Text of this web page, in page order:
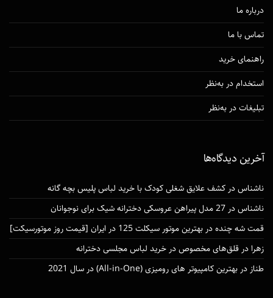
درباره ما
تماس با ما
راهنمای خرید
استخدام در به‌نظر
تبلیغات در به‌نظر
آخرین دیدگاه‌ها
ناشناسدرکشف علایق شغلی کودک با خرید لباس پلیس بچه گانه
ناشناسدر27 مدل پیراهن عروسکی دخترانه شیک برای نوجوانان
قمت شه چندهدربهترین موتور سیکلت 125 در ایران [قیمت روز موتورسیکت]
زهرادرقلق‌های مخصوص در خرید لباس مجلسی دخترانه
طنازدربهترین کامپیوتر های رومیزی (All-in-One) در سال 2021